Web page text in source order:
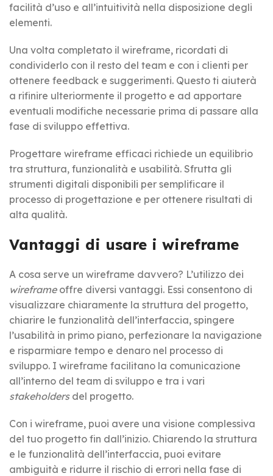
facilità d’uso e all’intuitività nella disposizione degli
elementi.
Una volta completato il wireframe, ricordati di
condividerlo con il resto del team e con i clienti per
ottenere feedback e suggerimenti. Questo ti aiuterà
a rifinire ulteriormente il progetto e ad apportare
eventuali modifiche necessarie prima di passare alla
fase di sviluppo effettiva.
Progettare wireframe efficaci richiede un equilibrio
tra struttura, funzionalità e usabilità. Sfrutta gli
strumenti digitali disponibili per semplificare il
processo di progettazione e per ottenere risultati di
alta qualità.
Vantaggi di usare i wireframe
A cosa serve un wireframe davvero? L’utilizzo dei
wireframeoffre diversi vantaggi. Essi consentono di
visualizzare chiaramente la struttura del progetto,
chiarire le funzionalità dell’interfaccia, spingere
l’usabilità in primo piano, perfezionare la navigazione
e risparmiare tempo e denaro nel processo di
sviluppo. I wireframe facilitano la comunicazione
all’interno del team di sviluppo e tra i vari
stakeholdersdel progetto.
Con i wireframe, puoi avere una visione complessiva
del tuo progetto fin dall’inizio. Chiarendo la struttura
e le funzionalità dell’interfaccia, puoi evitare
ambiguità e ridurre il rischio di errori nella fase di